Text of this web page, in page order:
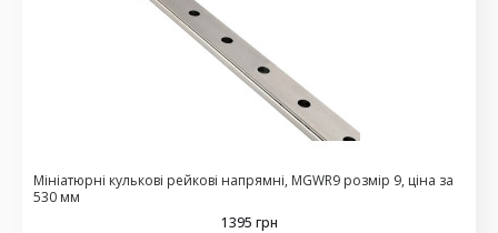
Мініатюрні кулькові рейкові напрямні, MGWR9 розмір 9, ціна за
530 мм
1395 грн